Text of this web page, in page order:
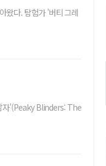
왔다. 탐험가 '버티 그레
자'(Peaky Blinders: The